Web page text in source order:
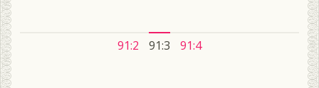
91:2 91:3 91:4